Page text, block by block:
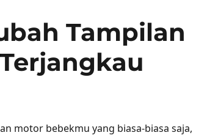
Tampilan
motor bebekmu yang biasa-biasa saja,